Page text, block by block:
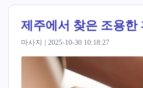
제주에서 찾은 조용한
마사지 | 2025-10-30 10:18:27